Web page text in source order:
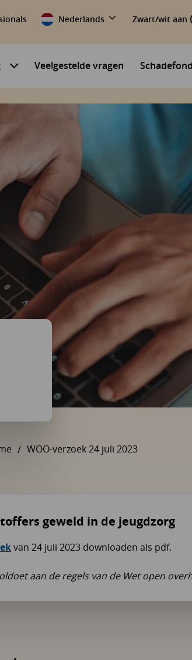
Nederlands Zwart/wit aan
Veelgestelde vragen
U bent hier:
WOO-verzoek 24 juli 2023
geweld in de jeugdzorg
van 24 juli 2023 downloaden als pdf.
aan de regels van de Wet open